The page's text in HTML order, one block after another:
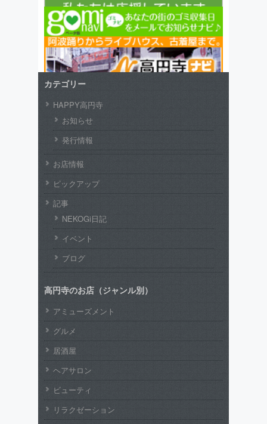
カテゴリー
HAPPY高円寺
お知らせ
発行情報
お店情報
ピックアップ
記事
NEKOGi日記
イベント
ブログ
高円寺のお店（ジャンル別）
アミューズメント
グルメ
居酒屋
ヘアサロン
ビューティ
リラクゼーション